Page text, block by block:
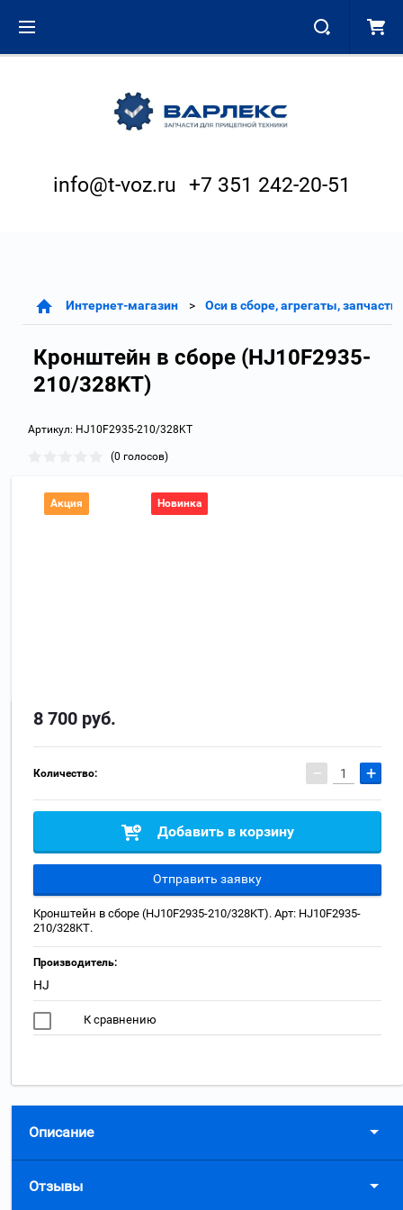
info@t-voz.ru +7 351 242-20-51
Интернет-магазин Оси в сборе, агрегаты,
Кронштейн в сборе (HJ10F2935-
210/328KT)
Артикул: HJ10F2935-210/328KT
(0 голосов)
Акция Новинка
8 700 руб.
Количество: − +
Добавить в корзину
Отправить заявку
Кронштейн в сборе (HJ10F2935-210/328KT). Арт: HJ10F2935-
210/328KT.
Производитель:
HJ
К сравнению
Описание
Отзывы